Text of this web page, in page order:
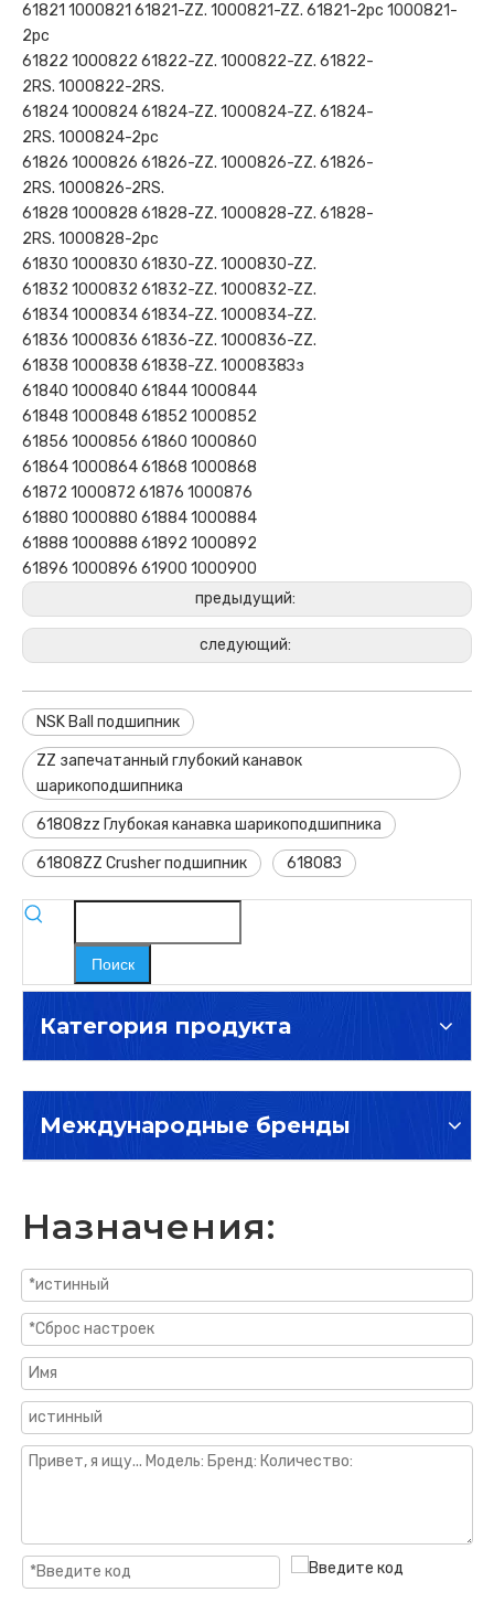
61821 1000821 61821-ZZ. 1000821-ZZ. 61821-2рс 1000821-
2рс
61822 1000822 61822-ZZ. 1000822-ZZ. 61822-
2RS. 1000822-2RS.
61824 1000824 61824-ZZ. 1000824-ZZ. 61824-
2RS. 1000824-2рс
61826 1000826 61826-ZZ. 1000826-ZZ. 61826-
2RS. 1000826-2RS.
61828 1000828 61828-ZZ. 1000828-ZZ. 61828-
2RS. 1000828-2рс
61830 1000830 61830-ZZ. 1000830-ZZ.
61832 1000832 61832-ZZ. 1000832-ZZ.
61834 1000834 61834-ZZ. 1000834-ZZ.
61836 1000836 61836-ZZ. 1000836-ZZ.
61838 1000838 61838-ZZ. 1000838Зз
61840 1000840 61844 1000844
61848 1000848 61852 1000852
61856 1000856 61860 1000860
61864 1000864 61868 1000868
61872 1000872 61876 1000876
61880 1000880 61884 1000884
61888 1000888 61892 1000892
61896 1000896 61900 1000900
предыдущий:
следующий:
NSK Ball подшипник
ZZ запечатанный глубокий канавок
шарикоподшипника
61808zz Глубокая канавка шарикоподшипника
61808ZZ Crusher подшипник 61808З
Поиск
Категория продукта
Международные бренды
Назначения: